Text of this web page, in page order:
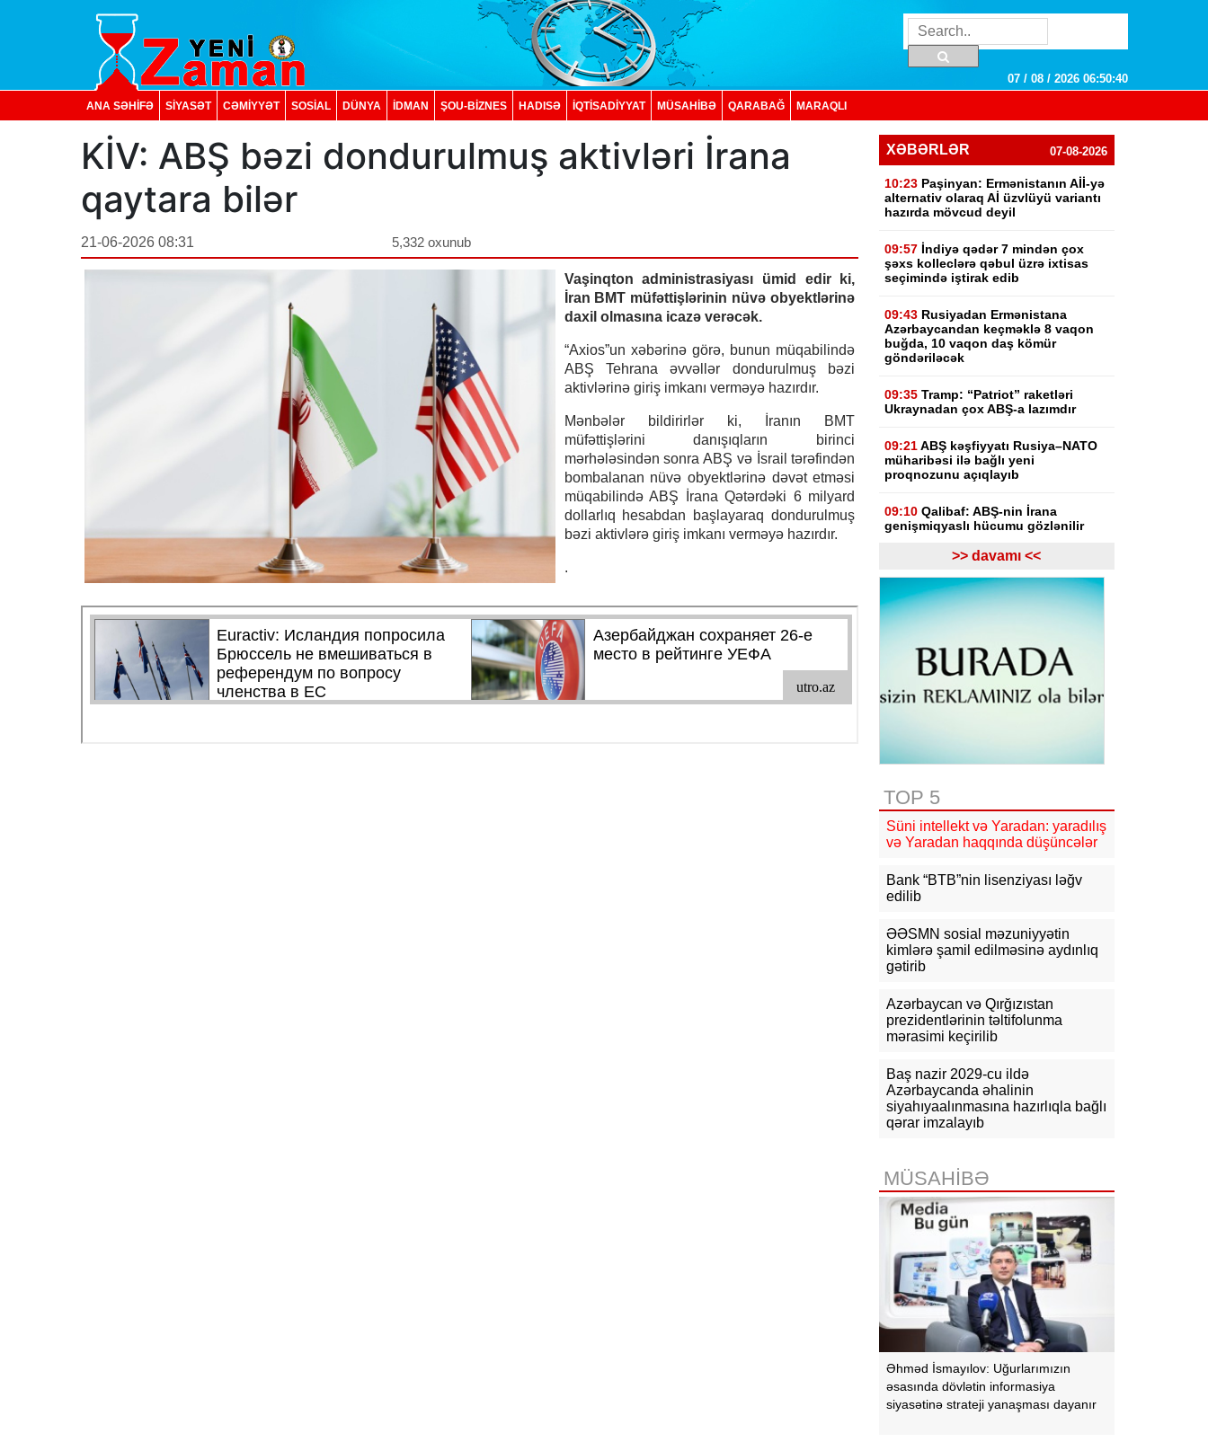
07 / 08 / 2026 06:50:41
ANA SƏHİFƏ SİYASƏT CƏMİYYƏT SOSIAL DÜNYA İDMAN ŞOU-BİZNES HADISƏ İQTISADIYYAT MÜSAHİBƏ QARABAĞ MARAQLI
KİV: ABŞ bəzi dondurulmuş aktivləri İrana
qaytara bilər
21-06-2026 08:31 5,332 oxunub
Vaşinqton administrasiyası ümid edir ki,
İran BMT müfəttişlərinin nüvə obyektlərinə
daxil olmasına icazə verəcək.
“Axios”un xəbərinə görə, bunun müqabilində
ABŞ Tehrana əvvəllər dondurulmuş bəzi
aktivlərinə giriş imkanı verməyə hazırdır.
Mənbələr bildirirlər ki, İranın BMT
müfəttişlərini danışıqların birinci
mərhələsindən sonra ABŞ və İsrail tərəfindən
bombalanan nüvə obyektlərinə dəvət etməsi
müqabilində ABŞ İrana Qətərdəki 6 milyard
dollarlıq hesabdan başlayaraq dondurulmuş
bəzi aktivlərə giriş imkanı verməyə hazırdır.
.
XƏBƏRLƏR 07-08-2026
10:23 Paşinyan: Ermənistanın Aİİ-yə
alternativ olaraq Aİ üzvlüyü variantı
hazırda mövcud deyil
09:57 İndiyə qədər 7 mindən çox
şəxs kolleclərə qəbul üzrə ixtisas
seçimində iştirak edib
09:43 Rusiyadan Ermənistana
Azərbaycandan keçməklə 8 vaqon
buğda, 10 vaqon daş kömür
göndəriləcək
09:35 Tramp: “Patriot” raketləri
Ukraynadan çox ABŞ-a lazımdır
09:21 ABŞ kəşfiyyatı Rusiya–NATO
müharibəsi ilə bağlı yeni
proqnozunu açıqlayıb
09:10 Qalibaf: ABŞ-nin İrana
genişmiqyaslı hücumu gözlənilir
Pezeşkian: ABŞ İranın tətbiq
edilən təzyiqlər nəticəsində süqut
edəcəyini düşünürdü
Məhəmməd Salah
“Trabzonspor”la iki illik müqavilə
imzalayıb, mövsümə 17 mln. avro
19:01 “Real Madrid” 125 milyon
avroluq Yan Diomande transferini
rəsmən açıqlayıb
18:15 MİQ üzrə faktiki yaşayış
rayonuna uyğun vakansiya seçimi
başlayır
18:10 Rusiya XİN: Ermənistan Aİ-yə
yaxınlaşmanı diversifikasiya
adlandırmamalıdır
18:03 Rasim İldırımzadə, Zaur
Mirzəzadə və Qoşqar Məmmədovun
apellyasiya şikayəti üzrə məhkəmə
17:12 Gürcüstan Gəlirlər Xidməti
azərbaycanlı sürücülərin gömrükdə
saxlanılması məsələsini araşdırır
qanuni daşınmasında şübhəli
bilinən suriyalıları saxlayıb
>> davamı <<
TOP 5
Süni intellekt və Yaradan: yaradılış
və Yaradan haqqında düşüncələr
Bank “BTB”nin lisenziyası ləğv
edilib
ƏƏSMN sosial məzuniyyətin
kimlərə şamil edilməsinə aydınlıq
gətirib
Azərbaycan və Qırğızıstan
prezidentlərinin təltifolunma
mərasimi keçirilib
Baş nazir 2029-cu ildə
Azərbaycanda əhalinin
siyahıyaalınmasına hazırlıqla bağlı
qərar imzalayıb
MÜSAHİBƏ
Əhməd İsmayılov: Uğurlarımızın
əsasında dövlətin informasiya
siyasətinə strateji yanaşması dayanır